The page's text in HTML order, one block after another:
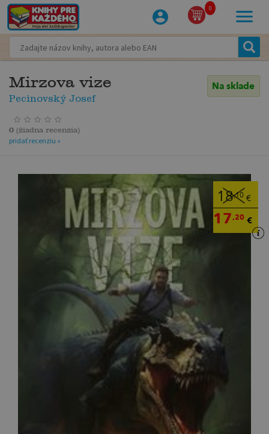
0
Mirzova vize
Pecinovský Josef
Na sklade
0 (žiadna recenzia)
pridať recenziu »
18,10 €
17,20 €